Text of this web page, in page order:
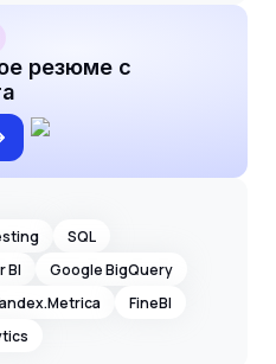
резюме с
SQL
BI
Google BigQuery
FineBI